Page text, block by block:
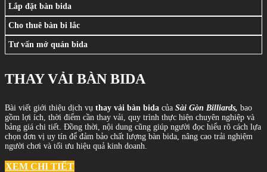
Lắp đặt bàn bida
Cho thuê bàn bi lắc
Tư vấn mở quán bida
THAY VẢI BÀN BIDA
Bài viết giới thiệu dịch vụ thay vải bàn bida của Sài Gòn Billiards, bao
gồm lợi ích, thời điểm cần thay vải, quy trình thực hiện chuyên nghiệp và
bảng giá chi tiết. Đồng thời, nội dung cũng giúp người đọc hiểu rõ cách lựa
chọn đơn vị uy tín để đảm bảo chất lượng bàn bida, nâng cao trải nghiệm
người chơi và tối ưu hiệu quả kinh doanh.
XEM CHI TIẾT